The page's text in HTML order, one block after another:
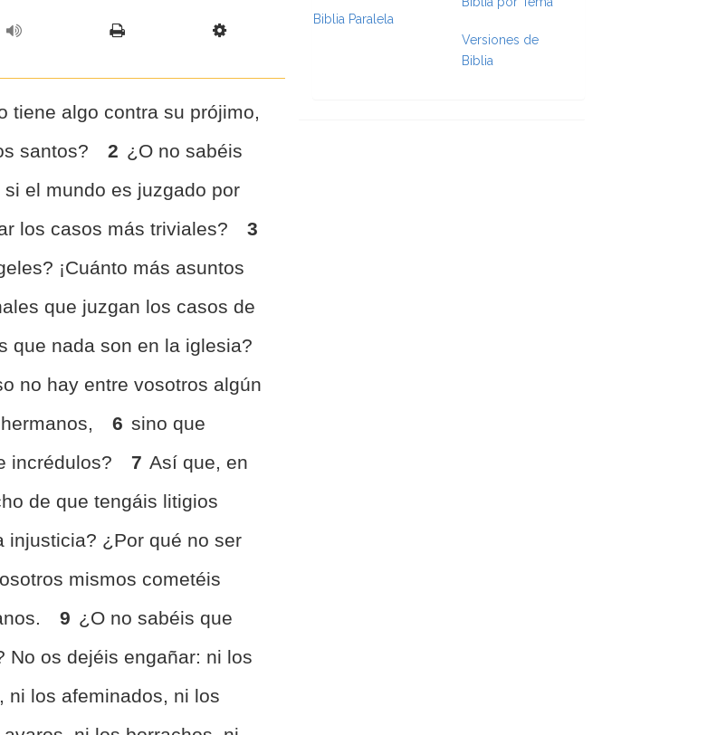
Scripture Formatting
tiene algo contra su prójimo,
santos?
2 ¿O no sabéis
el mundo es juzgado por
los casos más triviales?
3
¡Cuánto más asuntos
que juzgan los casos de
que nada son en la iglesia?
no hay entre vosotros algún
6 sino que
incrédulos?
7 Así que, en
de que tengáis litigios
injusticia? ¿Por qué no ser
mismos cometéis
9 ¿O no sabéis que
No os dejéis engañar: ni los
ni los afeminados, ni los
Biblia Paralela
Versiones de
Biblia